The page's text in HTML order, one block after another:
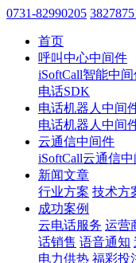
0731-82990205
首页
呼叫中心中间件
iSoftCall智能中
电话SDK
电话机器人中间
电话机器人中间
云通信中间件
iSoftCall云通信
新闻文章
行业方案 技术方
成功案例
云电话服务 运营
话销售 语音通知
电力供热 福彩投